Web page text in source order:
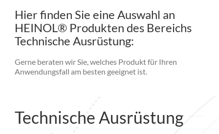
Hier finden Sie eine Auswahl an
HEINOL® Produkten des Bereichs
Technische Ausrüstung:
Gerne beraten wir Sie, welches Produkt für Ihren
Anwendungsfall am besten geeignet ist.
Technische Ausrüstung